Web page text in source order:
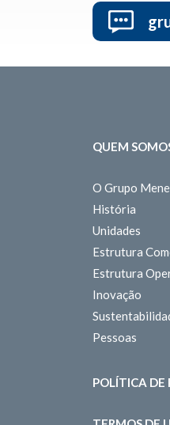
QUEM
O Grupo
História
Unidades
Estrutura
Estrutura
Inovação
Pessoas
POLÍTICA DE